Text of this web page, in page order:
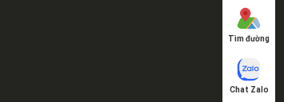
Tìm đường
Chat Zalo